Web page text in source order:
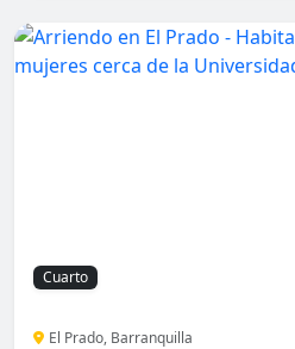
Cuarto
El Prado, Barranquilla